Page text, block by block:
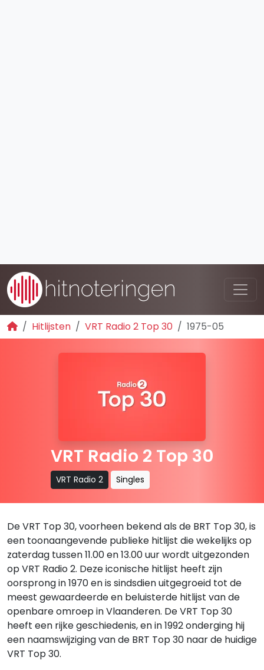
Hitlijsten VRT Radio 2 Top 30 1975-05
VRT Radio 2 Top 30
VRT Radio 2 Singles
De VRT Top 30, voorheen bekend als de BRT Top 30, is
een toonaangevende publieke hitlijst die wekelijks op
zaterdag tussen 11.00 en 13.00 uur wordt uitgezonden
op VRT Radio 2. Deze iconische hitlijst heeft zijn
oorsprong in 1970 en is sindsdien uitgegroeid tot de
meest gewaardeerde en beluisterde hitlijst van de
openbare omroep in Vlaanderen. De VRT Top 30
heeft een rijke geschiedenis, en in 1992 onderging hij
een naamswijziging van de BRT Top 30 naar de huidige
VRT Top 30.